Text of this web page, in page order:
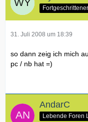
Fortgeschrittener
31. Juli 2008 um 18:39
so dann zeig ich mich
pc / nb hat =)
AndarC
Lebende Foren